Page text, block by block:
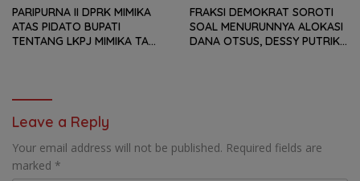
PARIPURNA II DPRK MIMIKA
ATAS PIDATO BUPATI
TENTANG LKPJ MIMIKA TA
FRAKSI DEMOKRAT SOROTI
SOAL MENURUNNYA ALOKASI
DANA OTSUS, DESSY PUTRIKA
Leave a Reply
Your email address will not be published. Required fields are
marked *